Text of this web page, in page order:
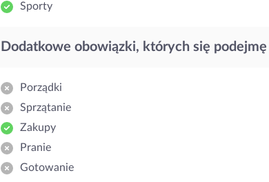
Sporty
Dodatkowe obowiązki, których się podejmę
Porządki
Sprzątanie
Zakupy
Pranie
Gotowanie